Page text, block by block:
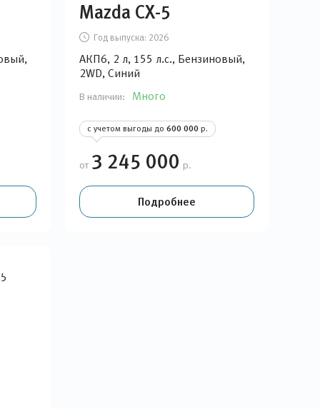
Mazda CX-5
Год выпуска: 2026
АКП6, 2 л, 155 л.с., Бензиновый,
2WD, Синий
В наличии: Много
с учетом выгоды до 600 000 р.
от 3 245 000 р.
Подробнее